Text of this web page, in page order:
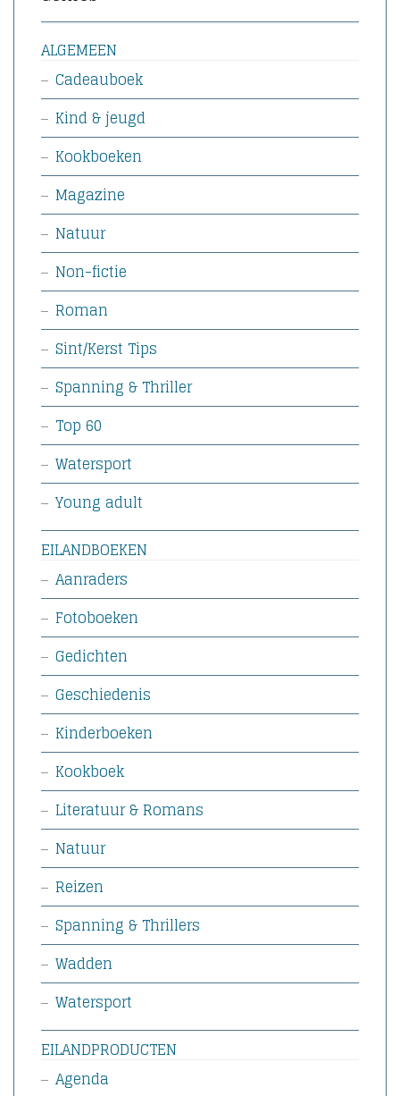
ALGEMEEN
Cadeauboek
Kind & jeugd
Kookboeken
Magazine
Natuur
Non-fictie
Roman
Sint/Kerst Tips
Spanning & Thriller
Top 60
Watersport
Young adult
EILANDBOEKEN
Aanraders
Fotoboeken
Gedichten
Geschiedenis
Kinderboeken
Kookboek
Literatuur & Romans
Natuur
Reizen
Spanning & Thrillers
Wadden
Watersport
EILANDPRODUCTEN
Agenda